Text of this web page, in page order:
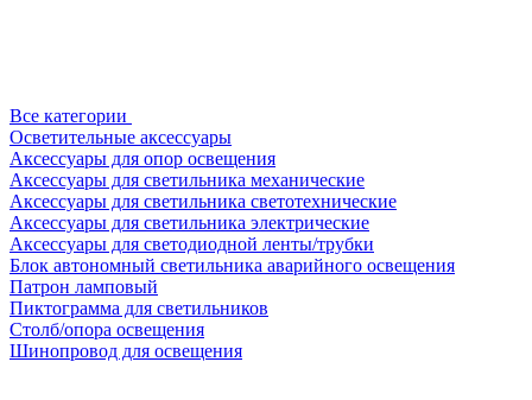
Все категории
Осветительные аксессуары
Аксессуары для опор освещения
Аксессуары для светильника механические
Аксессуары для светильника светотехнические
Аксессуары для светильника электрические
Аксессуары для светодиодной ленты/трубки
Блок автономный светильника аварийного освещения
Патрон ламповый
Пиктограмма для светильников
Столб/опора освещения
Шинопровод для освещения